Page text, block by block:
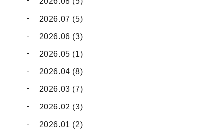
2026.07 (5)
2026.06 (3)
2026.05 (1)
2026.04 (8)
2026.03 (7)
2026.02 (3)
2026.01 (2)